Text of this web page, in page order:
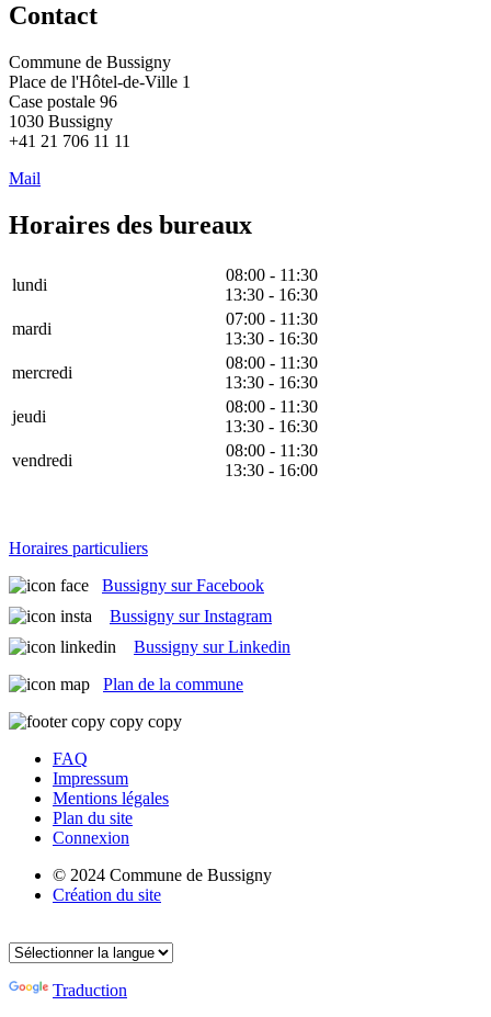
Contact
Commune de Bussigny
Place de l'Hôtel-de-Ville 1
Case postale 96
1030 Bussigny
+41 21 706 11 11
Mail
Horaires des bureaux
lundi
08:00 - 11:30
13:30 - 16:30
mardi
07:00 - 11:30
13:30 - 16:30
mercredi
08:00 - 11:30
13:30 - 16:30
jeudi
08:00 - 11:30
13:30 - 16:30
vendredi
08:00 - 11:30
13:30 - 16:00
Horaires particuliers
Bussigny sur Facebook
Bussigny sur Instagram
Bussigny sur Linkedin
Plan de la commune
FAQ
Impressum
Mentions légales
Plan du site
Connexion
© 2024 Commune de Bussigny
Création du site
Traduction